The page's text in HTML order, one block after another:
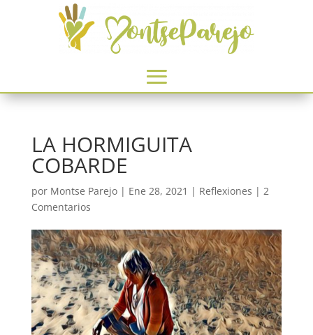
LA HORMIGUITA
COBARDE
por Montse Parejo| Ene 28, 2021 | Reflexiones | 2
Comentarios